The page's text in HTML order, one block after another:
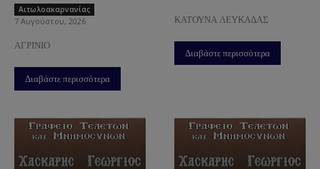
Aιτωλοακαρνανίας
7 Αυγούστου, 2026
ΑΓΡΙΝΙΟ
Διαβάστε περισσότερα
ΚΑΤΟΥΝΑ ΛΕΥΚΑΔΑΣ
Διαβάστε περισσότερα